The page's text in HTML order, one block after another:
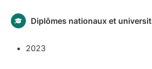
Diplômes nationaux et
2023